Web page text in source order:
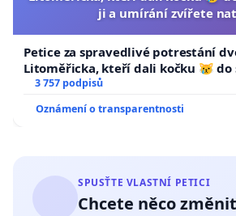
ji a umírání zvířete
Petice za spravedlivé potrestání
Litoměřicka, kteří dali kočku 😿 do
a umírání zvířete natočili.
3 757 podpisů
Oznámení o transparentnosti
SPUSŤTE VLASTNÍ PETICI
Chcete něco